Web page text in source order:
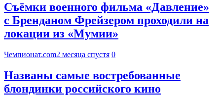
Съёмки военного фильма «Давление»
с Бренданом Фрейзером проходили на
локации из «Мумии»
Чемпионат.com2 месяца спустя 0
Названы самые востребованные
блондинки российского кино